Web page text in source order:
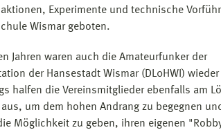
Experimente und technische
Wismar geboten.
Jahren waren auch die Amateurfunker der
der Hansestadt Wismar (DL0HWI)
halfen die Vereinsmitglieder ebenfalls am
um dem hohen Andrang zu begegnen
Möglichkeit zu geben, ihren eigenen